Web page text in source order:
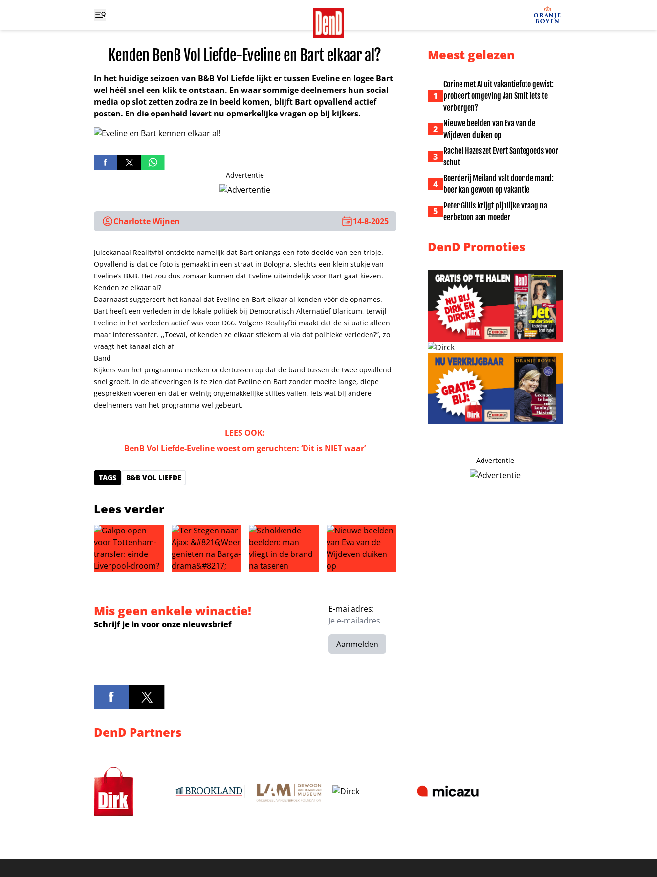
Kenden BenB Vol Liefde-Eveline en Bart elkaar al?
In het huidige seizoen van B&B Vol Liefde lijkt er tussen Eveline en logee Bart
wel héél snel een klik te ontstaan. En waar sommige deelnemers hun social
media op slot zetten zodra ze in beeld komen, blijft Bart opvallend actief
posten. En die openheid levert nu opmerkelijke vragen op bij kijkers.
Advertentie
Charlotte Wijnen 14-8-2025
Juicekanaal Realityfbi ontdekte namelijk dat Bart onlangs een foto deelde van een tripje.
Opvallend is dat de foto is gemaakt in een straat in Bologna, slechts een klein stukje van
Eveline’s B&B. Het zou dus zomaar kunnen dat Eveline uiteindelijk voor Bart gaat kiezen.
Kenden ze elkaar al?
Daarnaast suggereert het kanaal dat Eveline en Bart elkaar al kenden vóór de opnames.
Bart heeft een verleden in de lokale politiek bij Democratisch Alternatief Blaricum, terwijl
Eveline in het verleden actief was voor D66. Volgens Realityfbi maakt dat de situatie alleen
maar interessanter. ,,Toeval, of kenden ze elkaar stiekem al via dat politieke verleden?”, zo
vraagt het kanaal zich af.
Band
Kijkers van het programma merken ondertussen op dat de band tussen de twee opvallend
snel groeit. In de afleveringen is te zien dat Eveline en Bart zonder moeite lange, diepe
gesprekken voeren en dat er weinig ongemakkelijke stiltes vallen, iets wat bij andere
deelnemers van het programma wel gebeurt.
LEES OOK:
BenB Vol Liefde-Eveline woest om geruchten: ‘Dit is NIET waar’
TAGS B&B VOL LIEFDE
Lees verder
Meest gelezen
1
Corine met AI uit vakantiefoto gewist:
probeert omgeving Jan Smit iets te
verbergen?
2
Nieuwe beelden van Eva van de
Wijdeven duiken op
3
Rachel Hazes zet Evert Santegoeds voor
schut
4
Boerderij Meiland valt door de mand:
boer kan gewoon op vakantie
5
Peter Gillis krijgt pijnlijke vraag na
eerbetoon aan moeder
DenD Promoties
Advertentie
Mis geen enkele winactie!
Schrijf je in voor onze nieuwsbrief
E-mailadres:
Aanmelden
DenD Partners